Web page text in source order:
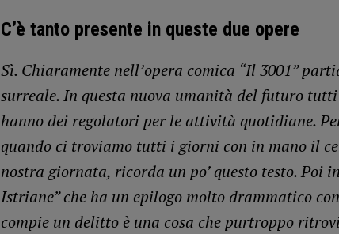
C’è tanto presente in queste due opere
Sì. Chiaramente nell’opera comica “Il 3001”
surreale. In questa nuova umanità del futuro
hanno dei regolatori per le attività quotidiane.
quando ci troviamo tutti i giorni con in mano il
nostra giornata, ricorda un po’ questo testo. Poi
Istriane” che ha un epilogo molto drammatico
compie un delitto è una cosa che purtroppo